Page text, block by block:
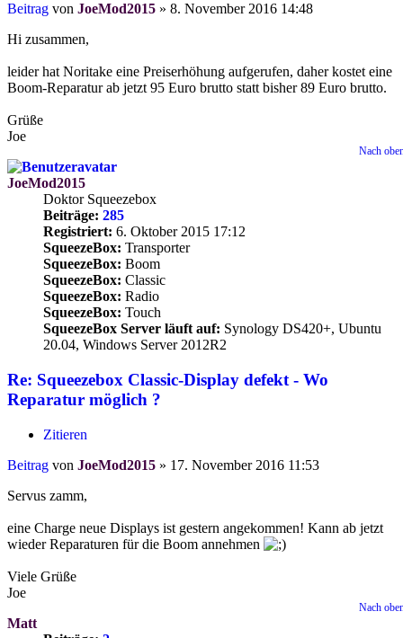
Beitrag von JoeMod2015 » 8. November 2016 14:48
Hi zusammen,
leider hat Noritake eine Preiserhöhung aufgerufen, daher kostet eine
Boom-Reparatur ab jetzt 95 Euro brutto statt bisher 89 Euro brutto.
Grüße
Joe
Nach
JoeMod2015
Doktor Squeezebox
Beiträge: 285
Registriert: 6. Oktober 2015 17:12
SqueezeBox: Transporter
SqueezeBox: Boom
SqueezeBox: Classic
SqueezeBox: Radio
SqueezeBox: Touch
SqueezeBox Server läuft auf: Synology DS420+, Ubuntu
20.04, Windows Server 2012R2
Re: Squeezebox Classic-Display defekt - Wo
Reparatur möglich ?
Zitieren
Beitrag von JoeMod2015 » 17. November 2016 11:53
Servus zamm,
eine Charge neue Displays ist gestern angekommen! Kann ab jetzt
wieder Reparaturen für die Boom annehmen
Viele Grüße
Joe
Nach
Matt